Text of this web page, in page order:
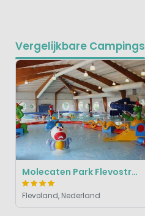
Vergelijkbare Campings
Molecaten Park Flevostrand
Flevoland, Nederland